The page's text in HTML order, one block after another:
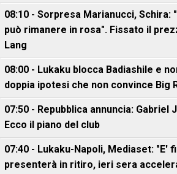
08:10 - Sorpresa Marianucci, Schira:
può rimanere in rosa". Fissato il
Lang
08:00 - Lukaku blocca Badiashile e
doppia ipotesi che non convince Big
07:50 - Repubblica annuncia: Gabriel
Ecco il piano del club
07:40 - Lukaku-Napoli, Mediaset: "E'
presenterà in ritiro, ieri sera